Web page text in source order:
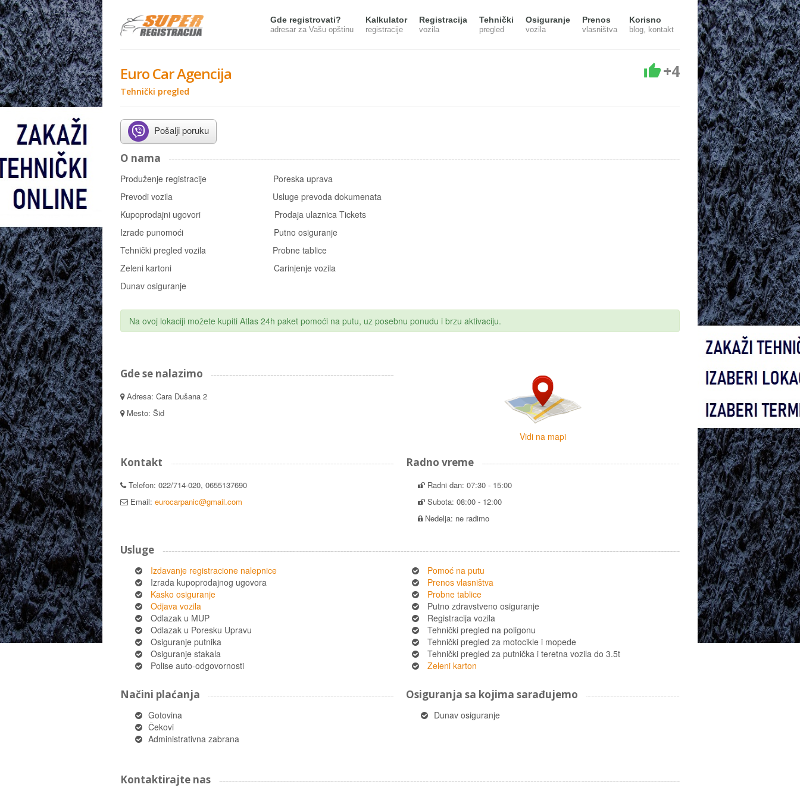
Gde registrovati?
adresar za Vašu opštinu
Kalkulator
registracije
Registracija
vozila
Tehnički
pregled
Osiguranje
vozila
Prenos
vlasništva
Korisno
blog, kontakt
Euro Car Agencija
Tehnički pregled
+4
Pošalji poruku
O nama
Produženje registracije Poreska uprava
Prevodi vozila Usluge prevoda dokumenata
Kupoprodajni ugovori Prodaja ulaznica Tickets
Izrade punomoći Putno osiguranje
Tehnički pregled vozila Probne tablice
Zeleni kartoni Carinjenje vozila
Dunav osiguranje
Na ovoj lokaciji možete kupiti Atlas 24h paket pomoći na putu, uz posebnu ponudu i brzu aktivaciju.
Gde se nalazimo
Adresa: Cara Dušana 2
Mesto: Šid
Vidi na mapi
Kontakt
Telefon: 022/714-020, 0655137690
Email: eurocarpanic@gmail.com
Radno vreme
Radni dan: 07:30 - 15:00
Subota: 08:00 - 12:00
Nedelja: ne radimo
Usluge
Izdavanje registracione nalepnice
Izrada kupoprodajnog ugovora
Kasko osiguranje
Odjava vozila
Odlazak u MUP
Odlazak u Poresku Upravu
Osiguranje putnika
Osiguranje stakala
Polise auto-odgovornosti
Pomoć na putu
Prenos vlasništva
Probne tablice
Putno zdravstveno osiguranje
Registracija vozila
Tehnički pregled na poligonu
Tehnički pregled za motocikle i mopede
Tehnički pregled za putnička i teretna vozila do 3.5t
Zeleni karton
Načini plaćanja
Gotovina
Čekovi
Administrativna zabrana
Osiguranja sa kojima sarađujemo
Dunav osiguranje
Kontaktirajte nas